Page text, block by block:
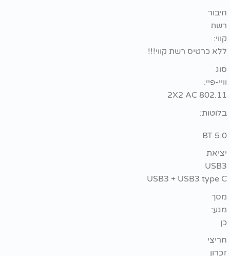
כרטיס רשת קווי!!!
פיי:
802.11 2X2
BT
USB3 + USB3 type